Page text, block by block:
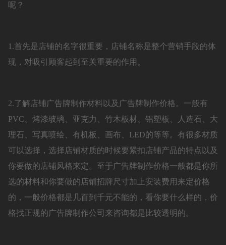
呢？
1.首先是店铺的名字很重要，店铺名称是整个营销手段的体
现，对吸引顾客起到至关重要的作用。
2.了解店铺广告牌制作材料以及广告牌制作价格。一般有
PVC、烤漆玻璃、亚克力、竹木板材、铝塑板、人造石、大
理石、写真喷绘、有机板、画布、LED的等等。有很多材质
可以选择，选择店铺材质的时候要紧扣店铺产品的特点以及
你要做的店铺风格来定。至于广告牌制作价格一般都是你所
选的材料和你要做的店铺招牌尺寸加上安装费用来定价格
的，一般价格都是几百到千元不能的，看你要什么样的，价
格找正规的广告牌制作公司来咨询都是比较透明的。